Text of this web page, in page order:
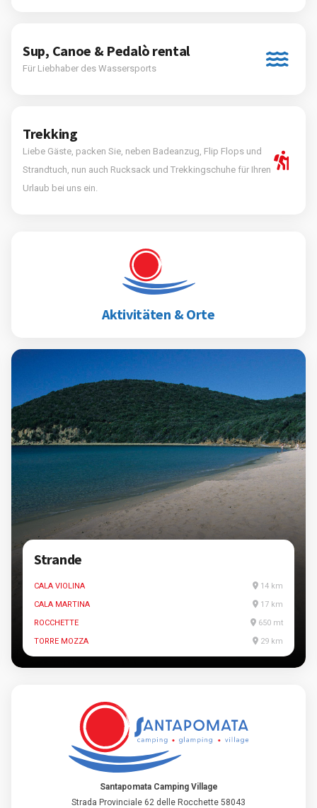
Sup, Canoe & Pedalò rental
Für Liebhaber des Wassersports
Trekking
Liebe Gäste, packen Sie, neben Badeanzug, Flip Flops und
Strandtuch, nun auch Rucksack und Trekkingschuhe für Ihren
Urlaub bei uns ein.
Aktivitäten & Orte
Strande
CALA VIOLINA
14 km
CALA MARTINA
17 km
ROCCHETTE
650 mt
TORRE MOZZA
29 km
Santapomata Camping Village
Strada Provinciale 62 delle Rocchette 58043